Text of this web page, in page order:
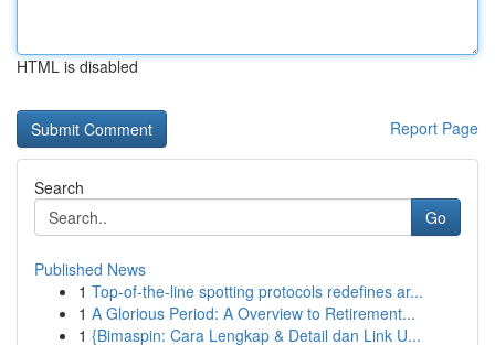
HTML is disabled
Report Page
Search
Go
Published News
1 Top-of-the-line spotting protocols redefines ar...
1 A Glorious Period: A Overview to Retirement...
1 {Bimaspin: Cara Lengkap & Detail dan Link U...